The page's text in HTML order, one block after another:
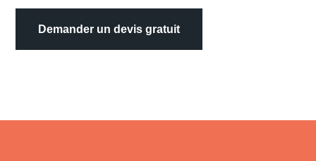
Demander un devis gratuit